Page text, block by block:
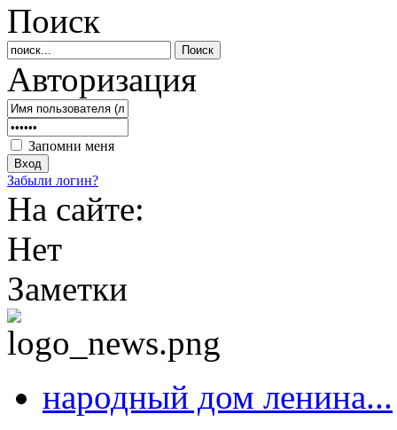
Поиск
Авторизация
Запомни меня
Забыли логин?
На сайте:
Нет
Заметки
народный дом ленина...